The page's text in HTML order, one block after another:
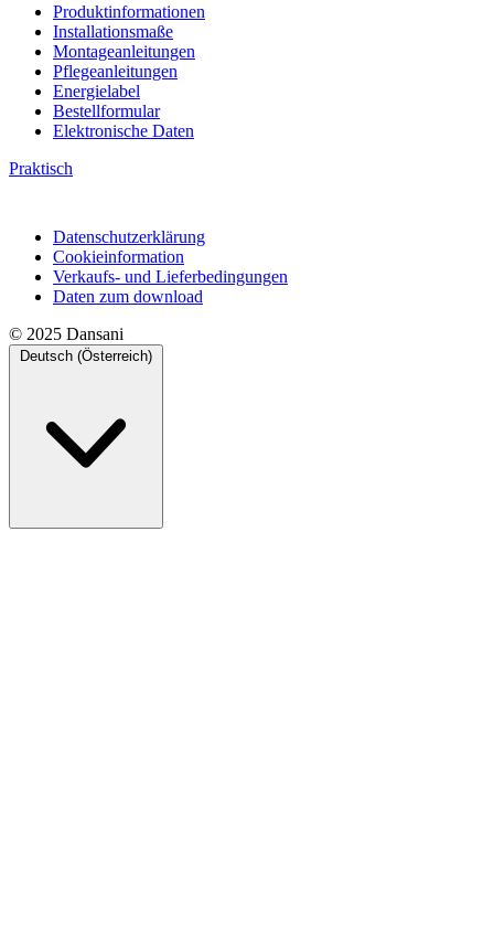
Produktinformationen
Installationsmaße
Montageanleitungen
Pflegeanleitungen
Energielabel
Bestellformular
Elektronische Daten
Praktisch
Datenschutzerklärung
Cookieinformation
Verkaufs- und Lieferbedingungen
Daten zum download
© 2025 Dansani
Deutsch (Österreich)